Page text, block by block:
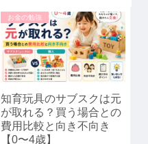
お金の勉強
知育玩具のサブスクは元
が取れる？買う場合との
費用比較と向き不向き
【0〜4歳】